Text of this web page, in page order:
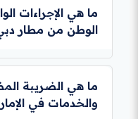
يُنسى.
طبية أصلية وتقرير طبي
كانت تحتوي على مواد
قائمة الأدوية
الإماراتية لتجنب أي
ما هي الإجراءات
الوطن من مطار
يُنصح بالوصول إلى مطار
الأقل من موعد إقلاع
التأكد من الوزن
ما هي الضريبة
والخدمات في